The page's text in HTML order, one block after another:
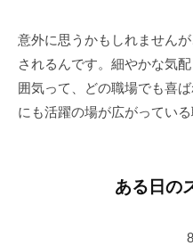
意外に思うかもしれません
されるんです。細やかな気
囲気って、どの職場でも喜
にも活躍の場が広がっている
ある日の